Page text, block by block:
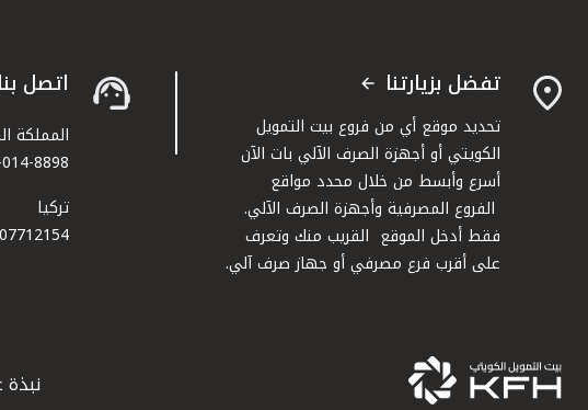
تفضل بزيارتنا
تحديد موقع أي من فروع بيت التمويل
الكويتي أو أجهزة الصرف الآلي بات الآن
أسرع وأبسط من خلال محدد مواقع
الفروع المصرفية وأجهزة الصرف الآلي.
فقط أدخل الموقع القريب منك وتعرف
على أقرب فرع مصرفي أو جهاز صرف آلي.
اتصل بنا 24/7 "الخدمة الهاتفية" 1803333
المملكة
8898
تركيا